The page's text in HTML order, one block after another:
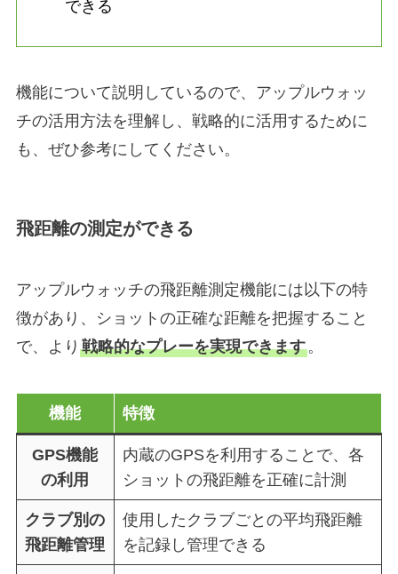
できる
機能について説明しているので、アップルウォッ
チの活用方法を理解し、戦略的に活用するために
も、ぜひ参考にしてください。
飛距離の測定ができる
アップルウォッチの飛距離測定機能には以下の特
徴があり、ショットの正確な距離を把握すること
で、より 戦略的なプレーを実現できます。
機能 特徴
GPS機能
の利用
内蔵のGPSを利用することで、各
ショットの飛距離を正確に計測
クラブ別の
飛距離管理
使用したクラブごとの平均飛距離
を記録し管理できる